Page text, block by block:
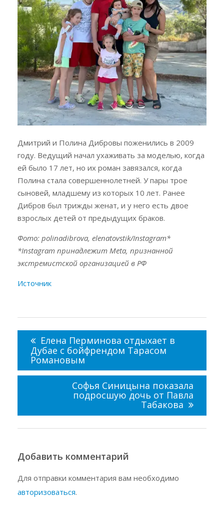
Дмитрий и Полина Дибровы поженились в 2009
году. Ведущий начал ухаживать за моделью, когда
ей было 17 лет, но их роман завязался, когда
Полина стала совершеннолетней. У пары трое
сыновей, младшему из которых 10 лет. Ранее
Дибров был трижды женат, и у него есть двое
взрослых детей от предыдущих браков.
Фото: polinadibrova, elenatovstik/Instagram*
*Instagram принадлежит Meta, признанной
экстремистской организацией в РФ
Источник
записям
Елена Перминова отдыхает в
Дубае с бойфрендом Тарасом
Романовым
Софья Синицына показала
подросшую дочь от Павла
Табакова
Добавить комментарий
Для отправки комментария вам необходимо
авторизоваться.